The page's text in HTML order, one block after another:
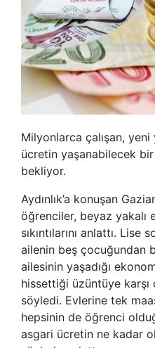
Milyonlarca çalışan,
ücretin yaşanabilecek
bekliyor.
Aydınlık’a konuşan
öğrenciler, beyaz yakalı
sıkıntılarını anlattı. Lise
ailenin beş çocuğundan
ailesinin yaşadığı
hissettiği üzüntüye karşı
söyledi. Evlerine tek
hepsinin de öğrenci
asgari ücretin ne kadar